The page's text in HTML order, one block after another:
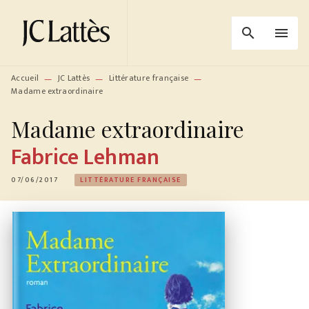
MENU RECHERCHE
PIED DE PAGE
search menu
Accueil — JC Lattès — Littérature française —
Madame extraordinaire
Madame extraordinaire
Fabrice Lehman
07/06/2017 LITTÉRATURE FRANÇAISE